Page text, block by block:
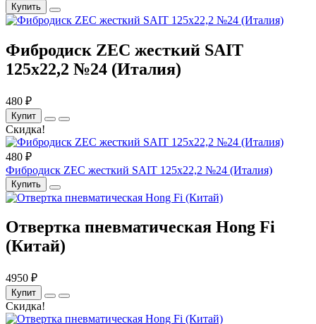
Купить
Фибродиск ZEC жесткий SAIT
125х22,2 №24 (Италия)
480 ₽
Купит
Скидка!
480 ₽
Фибродиск ZEC жесткий SAIT 125х22,2 №24 (Италия)
Купить
Отвертка пневматическая Hong Fi
(Китай)
4950 ₽
Купит
Скидка!